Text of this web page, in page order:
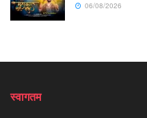
06/08/2026
स्वागतम